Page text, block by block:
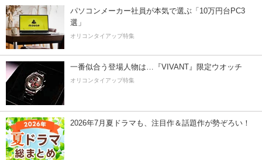
パソコンメーカー社員が本気で選ぶ「10万円台PC3
選」
オリコンタイアップ特集
一番似合う登場人物は…『VIVANT』限定ウオッチ
オリコンタイアップ特集
2026年7月夏ドラマも、注目作＆話題作が勢ぞろい！